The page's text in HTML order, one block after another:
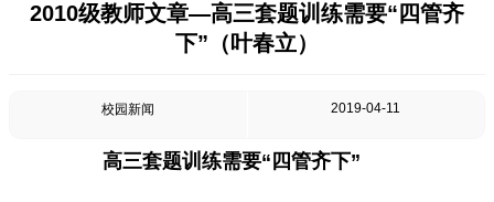
2010级教师文章—高三套题训练需要“四管齐
下”（叶春立）
校园新闻 2019-04-11
高三套题训练需要“四管齐下”